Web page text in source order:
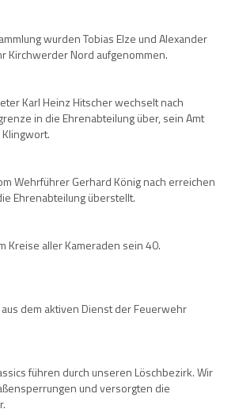
wurden Tobias Elze und Alexander
Kirchwerder Nord aufgenommen.
Karl Heinz Hitscher wechselt nach
in die Ehrenabteilung über, sein Amt
Wehrführer Gerhard König nach erreichen
Ehrenabteilung überstellt.
Kreise aller Kameraden sein 40.
dem aktiven Dienst der Feuerwehr
führen durch unseren Löschbezirk. Wir
und versorgten die